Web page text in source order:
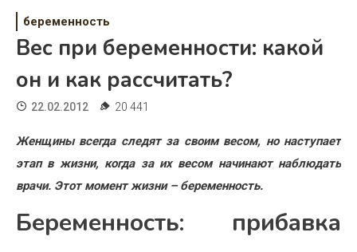
Свадьба
Жизнь
Хобби
Красота
беременность
Вес при беременности: какой
он и как рассчитать?
22.02.2012 20 441
Женщины всегда следят за своим весом, но наступает
этап в жизни, когда за их весом начинают наблюдать
врачи. Этот момент жизни – беременность.
Беременность: прибавка